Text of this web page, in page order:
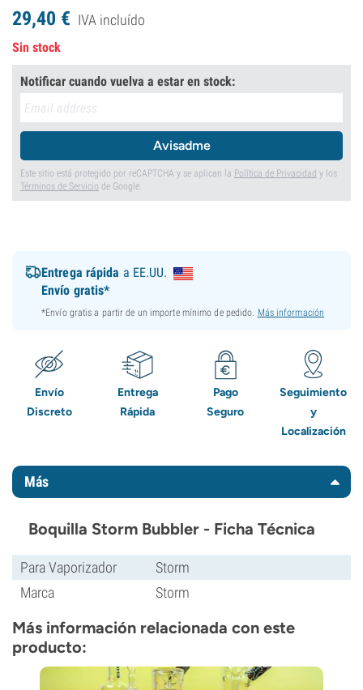
29,40 € IVA incluído
Sin stock
Notificar cuando vuelva a estar en stock:
Avisadme
Este sitio está protegido por reCAPTCHA y se aplican la Política de Privacidad y los
Términos de Servicio de Google.
Entrega rápida a EE.UU.
Envío gratis*
*Envío gratis a partir de un importe mínimo de pedido. Más información
Envío
Discreto
Entrega
Rápida
Pago
Seguro
Seguimiento
y
Localización
Más
Boquilla Storm Bubbler - Ficha Técnica
Para Vaporizador
Storm
Marca
Storm
Más información relacionada con este
producto: